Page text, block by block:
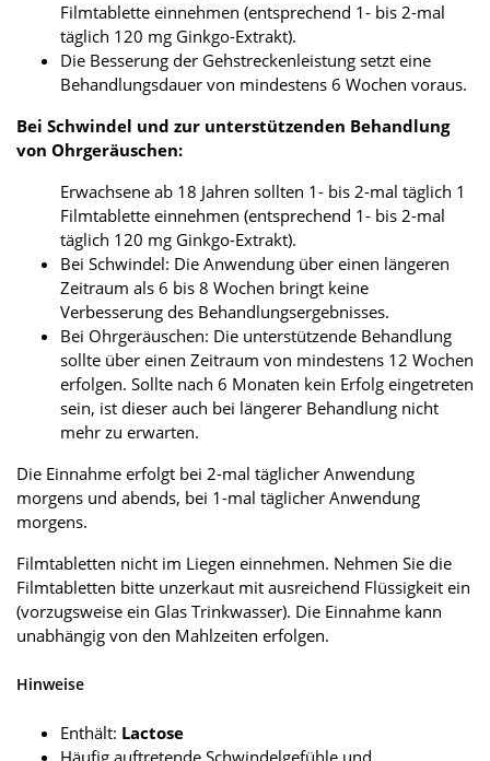
Filmtablette einnehmen (entsprechend 1- bis 2-mal
täglich 120 mg Ginkgo-Extrakt).
Die Besserung der Gehstreckenleistung setzt eine
Behandlungsdauer von mindestens 6 Wochen voraus.
Bei Schwindel und zur unterstützenden Behandlung
von Ohrgeräuschen:
Erwachsene ab 18 Jahren sollten 1- bis 2-mal täglich 1
Filmtablette einnehmen (entsprechend 1- bis 2-mal
täglich 120 mg Ginkgo-Extrakt).
Bei Schwindel: Die Anwendung über einen längeren
Zeitraum als 6 bis 8 Wochen bringt keine
Verbesserung des Behandlungsergebnisses.
Bei Ohrgeräuschen: Die unterstützende Behandlung
sollte über einen Zeitraum von mindestens 12 Wochen
erfolgen. Sollte nach 6 Monaten kein Erfolg eingetreten
sein, ist dieser auch bei längerer Behandlung nicht
mehr zu erwarten.
Die Einnahme erfolgt bei 2-mal täglicher Anwendung
morgens und abends, bei 1-mal täglicher Anwendung
morgens.
Filmtabletten nicht im Liegen einnehmen. Nehmen Sie die
Filmtabletten bitte unzerkaut mit ausreichend Flüssigkeit ein
(vorzugsweise ein Glas Trinkwasser). Die Einnahme kann
unabhängig von den Mahlzeiten erfolgen.
Hinweise
Enthält: Lactose
Häufig auftretende Schwindelgefühle und